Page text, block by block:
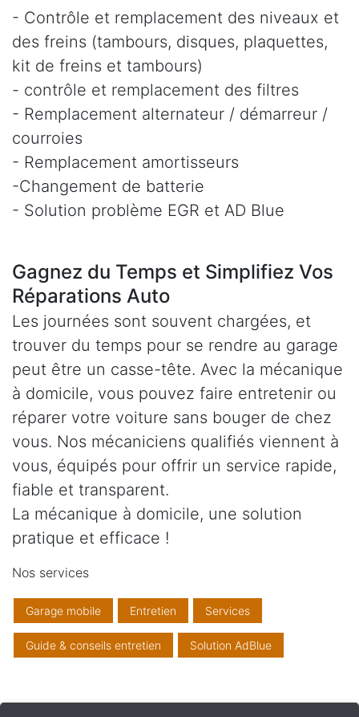
- Contrôle et remplacement des niveaux et
des freins (tambours, disques, plaquettes,
kit de freins et tambours)
- contrôle et remplacement des filtres
- Remplacement alternateur / démarreur /
courroies
- Remplacement amortisseurs
-Changement de batterie
- Solution problème EGR et AD Blue
Gagnez du Temps et Simplifiez Vos
Réparations Auto
Les journées sont souvent chargées, et
trouver du temps pour se rendre au garage
peut être un casse-tête. Avec la mécanique
à domicile, vous pouvez faire entretenir ou
réparer votre voiture sans bouger de chez
vous. Nos mécaniciens qualifiés viennent à
vous, équipés pour offrir un service rapide,
fiable et transparent.
La mécanique à domicile, une solution
pratique et efficace !
Nos services
Garage mobile Entretien Services
Guide & conseils entretien Solution AdBlue